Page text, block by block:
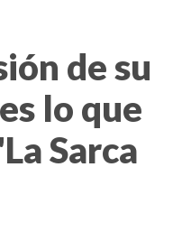
de su
lo que
Sarca